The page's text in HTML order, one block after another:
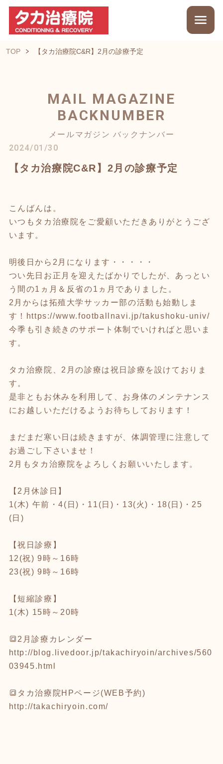
TOP 【タカ治療院C&R】2月の診療予定
MAIL MAGAZINE
BACKNUMBER
メールマガジン バックナンバー
2024/01/30
【タカ治療院C&R】2月の診療予定
こんばんは。
いつもタカ治療院をご愛顧いただきありがとうござ
います。
明後日から2月になります・・・・・
つい先日お正月を迎えたばかりでしたが、あっとい
う間の1ヵ月＆反省の1ヵ月でありました。
2月からは拓殖大学サッカー部の活動も始動しま
す！
https://www.footballnavi.jp/takushoku-univ/
今季も引き続きのサポート体制でいければと思いま
す。
タカ治療院、2月の診療は祝日診療を設けておりま
す。
是非ともお休みを利用して、お身体のメンテナンス
にお越しいただけるようお待ちしております！
まだまだ寒い日は続きますが、体調管理に注意して
お過ごし下さいませ！
2月もタカ治療院をよろしくお願いいたします。
【2月休診日】
1(木) 午前・4(日)・11(日)・13(火)・18(日)・25
(日)
【祝日診療】
12(祝) 9時～16時
23(祝) 9時～16時
【短縮診療】
1(木) 15時～20時
🔳2月診療カレンダー
http://blog.livedoor.jp/takachiryoin/archives/560
03945.html
🔳タカ治療院HPページ(WEB予約)
http://takachiryoin.com/